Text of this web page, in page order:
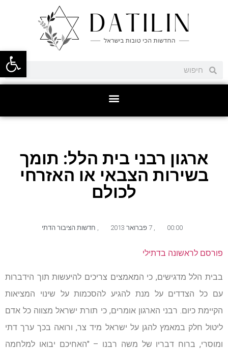
פתח
ארגון רבני בית הלל: תומך
בשירות הצבאי או האזרחי
לכולם
00:00
, 7 פברואר 2013 , חדשות הציבור הדתי
פורסם לראשונה בדתילי
בבית הלל מדגישים, כי המאמצים צריכים להיעשות תוך הידברות
עם כל הצדדים על מנת להגיע להסכמות על שינוי המציאות
הקיימת כיום. רבני הארגון אומרים, כי תורת ישראל מצווה כל אדם
ליטול חלק במאמץ להגן על ישראל מיד צר, ורואה בכך ערך דתי
ומוסרי, ברוח דבריו של משה רבנו – "האחיכם יבואו למלחמה